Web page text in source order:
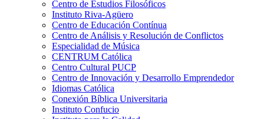
Centro de Estudios Filosóficos
Instituto Riva-Agüero
Centro de Educación Contínua
Centro de Análisis y Resolución de Conflictos
Especialidad de Música
CENTRUM Católica
Centro Cultural PUCP
Centro de Innovación y Desarrollo Emprendedor
Idiomas Católica
Conexión Bíblica Universitaria
Instituto Confucio